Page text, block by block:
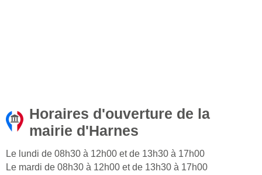
Horaires d'ouverture de la
mairie d'Harnes
Le lundi de 08h30 à 12h00 et de 13h30 à 17h00
Le mardi de 08h30 à 12h00 et de 13h30 à 17h00